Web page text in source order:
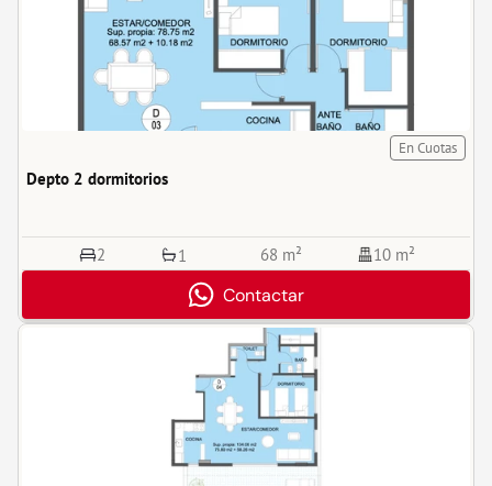
En Cuotas
Depto 2 dormitorios
2 1 68 m² 10 m²
Contactar